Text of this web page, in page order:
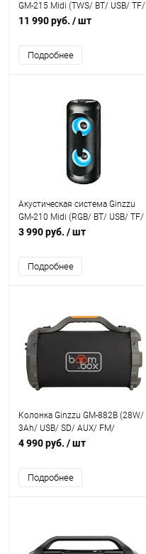
GM-215 Midi (TWS/ BT/ USB/ TF/
FM/ ДУ)
11 990 руб. / шт
Подробнее
Акустическая система Ginzzu
GM-210 Midi (RGB/ BT/ USB/ TF/
FM/ ДУ)
3 990 руб. / шт
Подробнее
Колонка Ginzzu GM-882B (28W/
3Ah/ USB/ SD/ AUX/ FM/
караоке/ subwoofer)
4 990 руб. / шт
Подробнее